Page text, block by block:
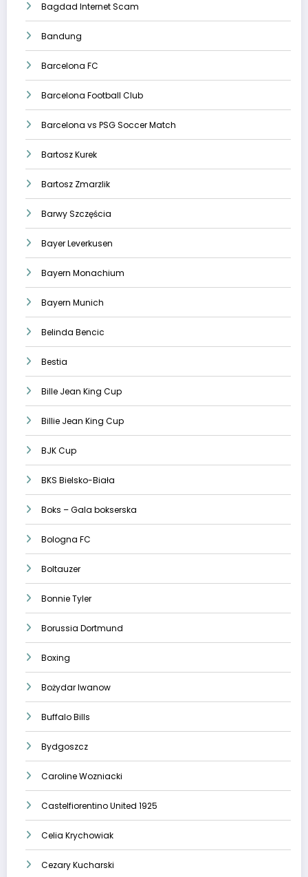
Bagdad Internet Scam
Bandung
Barcelona FC
Barcelona Football Club
Barcelona vs PSG Soccer Match
Bartosz Kurek
Bartosz Zmarzlik
Barwy Szczęścia
Bayer Leverkusen
Bayern Monachium
Bayern Munich
Belinda Bencic
Bestia
Bille Jean King Cup
Billie Jean King Cup
BJK Cup
BKS Bielsko-Biała
Boks – Gala bokserska
Bologna FC
Boltauzer
Bonnie Tyler
Borussia Dortmund
Boxing
Bożydar Iwanow
Buffalo Bills
Bydgoszcz
Caroline Wozniacki
Castelfiorentino United 1925
Celia Krychowiak
Cezary Kucharski